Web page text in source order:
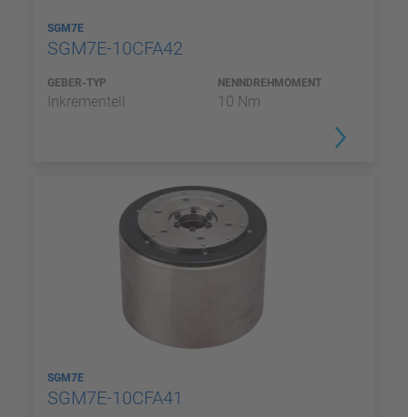
SGM7E
SGM7E-10CFA42
GEBER-TYP
Inkrementell
NENNDREHMOMENT
10 Nm
SGM7E
SGM7E-10CFA41